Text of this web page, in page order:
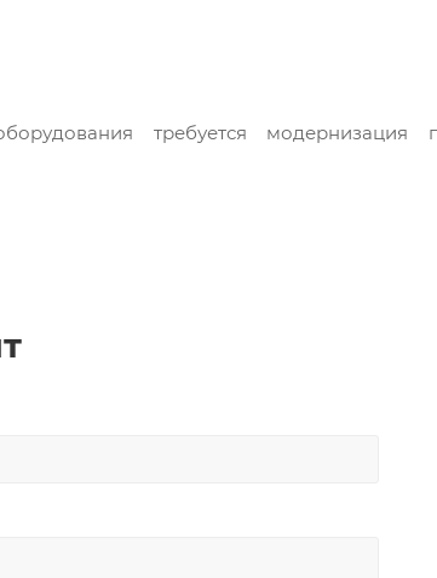
требуется модернизация